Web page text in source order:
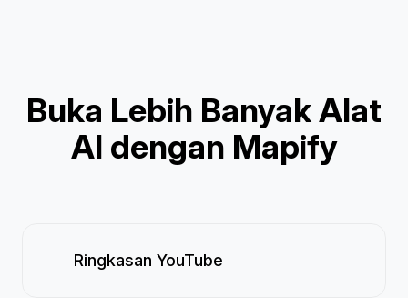
Buka Lebih Banyak Alat
AI dengan Mapify
Ringkasan YouTube